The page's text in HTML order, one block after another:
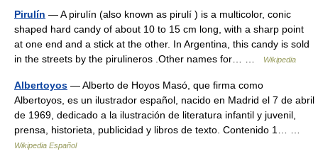
Pirulín — A pirulín (also known as pirulí ) is a multicolor, conic
shaped hard candy of about 10 to 15 cm long, with a sharp point
at one end and a stick at the other. In Argentina, this candy is sold
in the streets by the pirulineros .Other names for… …
Wikipedia
Albertoyos — Alberto de Hoyos Masó, que firma como
Albertoyos, es un ilustrador español, nacido en Madrid el 7 de abril
de 1969, dedicado a la ilustración de literatura infantil y juvenil,
prensa, historieta, publicidad y libros de texto. Contenido 1… …
Wikipedia Español